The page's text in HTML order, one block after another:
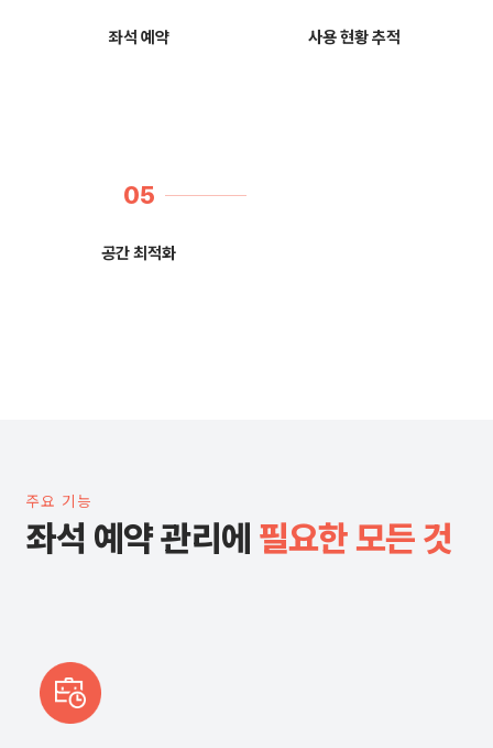
좌석 예약 사용 현황 추적
05
공간 최적화
주요 기능
좌석 예약 관리에 필요한 모든 것